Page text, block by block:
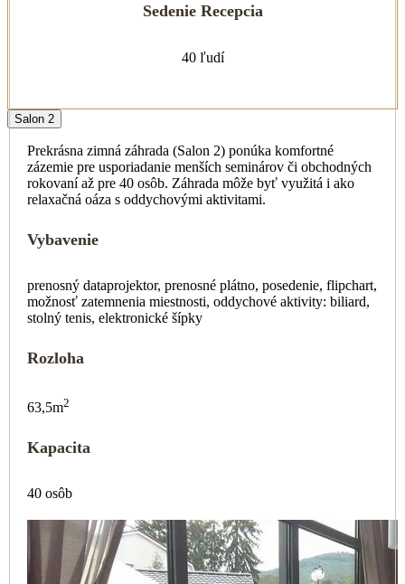
Sedenie Recepcia
40 ľudí
Salon 2
Prekrásna zimná záhrada (Salon 2) ponúka komfortné
zázemie pre usporiadanie menších seminárov či obchodných
rokovaní až pre 40 osôb. Záhrada môže byť využitá i ako
relaxačná oáza s oddychovými aktivitami.
Vybavenie
prenosný dataprojektor, prenosné plátno, posedenie, flipchart,
možnosť zatemnenia miestnosti, oddychové aktivity: biliard,
stolný tenis, elektronické šípky
Rozloha
63,5m2
Kapacita
40 osôb